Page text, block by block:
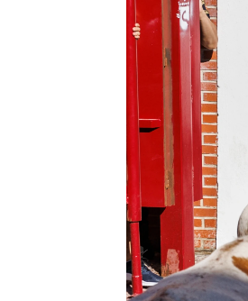
Paula
Publicado:
Más información